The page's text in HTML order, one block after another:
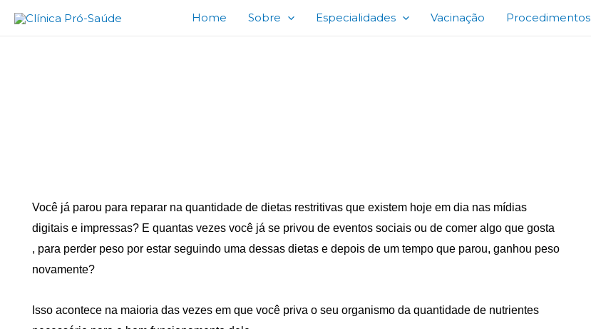
Home Sobre Especialidades Vacinação Procedimentos
Você já parou para reparar na quantidade de dietas restritivas que existem hoje em dia nas mídias
digitais e impressas? E quantas vezes você já se privou de eventos sociais ou de comer algo que gosta
, para perder peso por estar seguindo uma dessas dietas e depois de um tempo que parou, ganhou peso
novamente?
Isso acontece na maioria das vezes em que você priva o seu organismo da quantidade de nutrientes